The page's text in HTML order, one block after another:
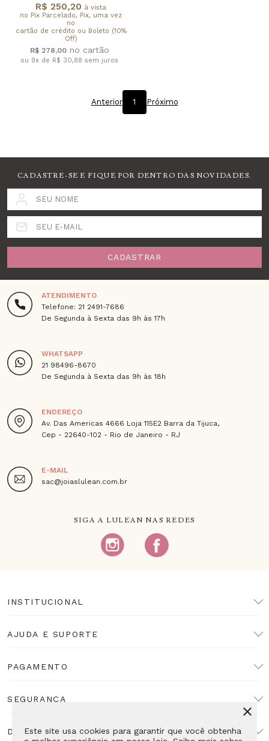
Este site usa cookies para garantir que você obtenha
R$ 250,20 à vista
no Pix Parcelado, Pix, uma vez
no
cartão de crédito ou Boleto (10%
Off)
R$ 278,00
ou 9x de R$ 30,88 sem juros
Anterior 1 Próximo
CADASTRE-SE E FIQUE POR DENTRO DAS NOVIDADES.
SEU NOME
SEU E-MAIL
CADASTRAR
ATENDIMENTO
Telefone: 21 2491-7686
De Segunda à Sexta das 9h às 17h
WHATSAPP
21 98496-8670
De Segunda à Sexta das 9h às 18h
ENDEREÇO
Av. Das Americas 4666 Loja 115E2 Barra da Tijuca,
Cep - 22640-102 - Rio de Janeiro - RJ
E-MAIL
sac@joiaslulean.com.br
SIGA A LULEAN NAS REDES
INSTITUCIONAL
AJUDA E SUPORTE
PAGAMENTO
SEGURANÇA
DESENVOLVIMENTO